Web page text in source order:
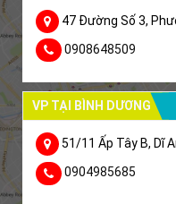
47 Đường Số 3,
0908648509
VP TẠI BÌNH DƯƠNG
51/11 Ấp Tây B, Dĩ
0904985685